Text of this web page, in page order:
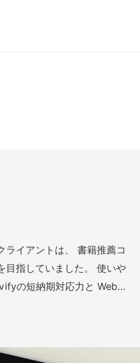
ライアントは、 書籍推薦コ
ていました。 使いや
の短納期対応力と Web・